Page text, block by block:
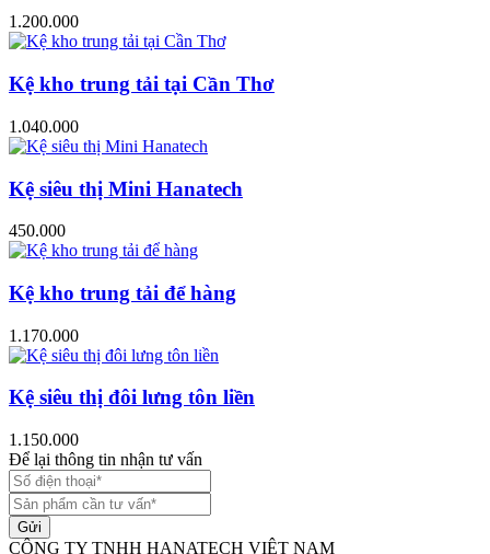
1.200.000
Kệ kho trung tải tại Cần Thơ
1.040.000
Kệ siêu thị Mini Hanatech
450.000
Kệ kho trung tải để hàng
1.170.000
Kệ siêu thị đôi lưng tôn liền
1.150.000
Để lại thông tin nhận tư vấn
Gửi
CÔNG TY TNHH HANATECH VIỆT NAM